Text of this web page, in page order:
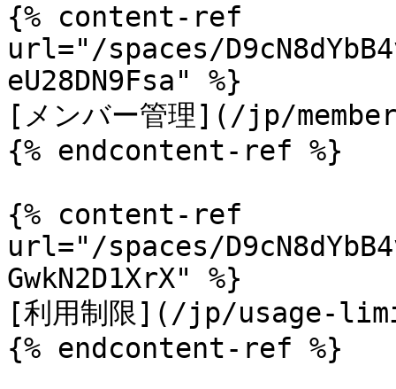
{% content-ref
url="/spaces/
eU28DN9Fsa" %}
[メンバー管理](/jp/
{% endcontent-ref %}
{% content-ref
url="/spaces/
GwkN2D1XrX" %}
[利用制限](/jp/usage-
{% endcontent-ref %}